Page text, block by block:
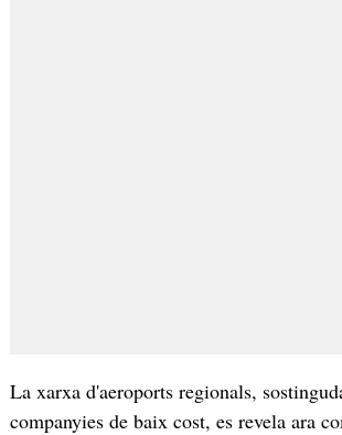
La xarxa d'aeroports regionals,
companyies de baix cost, es revela ara